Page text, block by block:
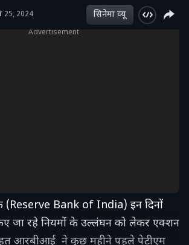
25, 2024 सिनेमा व्‍यू
Advertisement
(Reserve Bank of India) इन दिनों
जा रहे नियमों के उल्लंघन को लेकर एक्शन
आरबीआई ने कुछ महीने पहले पेटीएम